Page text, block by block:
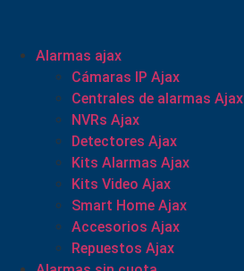
Alarmas ajax
Cámaras IP Ajax
Centrales de alarmas Ajax
NVRs Ajax
Detectores Ajax
Kits Alarmas Ajax
Kits Video Ajax
Smart Home Ajax
Accesorios Ajax
Repuestos Ajax